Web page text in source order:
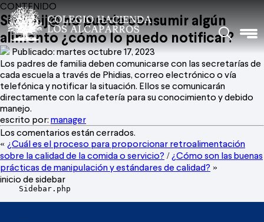
CONTENIDO
Si mi hij@ no puede consumir algún
alimento ¿cómo lo puedo notificar?
Publicado: martes octubre 17, 2023
Los padres de familia deben comunicarse con las secretarías de
cada escuela a través de Phidias, correo electrónico o vía
telefónica y notificar la situación. Ellos se comunicarán
directamente con la cafetería para su conocimiento y debido
manejo.
escrito por: manager
Los comentarios están cerrados.
« ¿Cuál es el proceso para proporcionar retroalimentación
sobre la calidad de la comida o servicio? / ¿Cómo son las buenas
prácticas de manipulación y estándares de calidad? »
inicio de sidebar
    Sidebar.php